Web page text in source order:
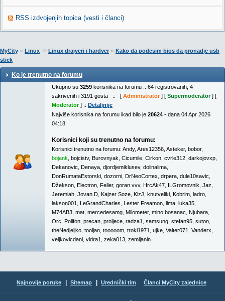
RSS izdvojenjih topica (vesti i članci)
MyCity » Linux -> Linux drajveri i hardver » Kako da podesim bios da pronadje usb
stick
Ko je trenutno na forumu
Ukupno su 3259 korisnika na forumu :: 64 registrovanih, 4
sakrivenih i 3191 gosta :: [ Administrator] [ Supermoderator] [
Moderator] :: Detaljnije
Najviše korisnika na forumu ikad bilo je 20624 - dana 04 Apr 2026
04:18
Korisnici koji su trenutno na forumu:
Korisnici trenutno na forumu: Andy, Ares12356 Asteker, bobor,
bojank bojcistv, Burovnyak Cicumile Cirkon cvrle312 darkojovxp
Dekanovic Denaya djordjemiklusev, dolinalima
DonRumataEstorski dozorni DrNeoCortex drpera dule10savic
Džekson Electron Feller, goran.vvv, HrcAk47 ILGromovnik Jaz
Jeremiah Jovan.D Kajzer Soze KizJ knutveliki Kobrim ladro
lakson001
LeGrandCharles Lester Freamon lima luka35
M74AB3 mat mercedesamg Milometer, mino bosanac Njubara
Orc Polifon precan proljece radza1 samsung stefan95 suton
theNedjeljko tooljan tooooom troki1971 ujke Valter071 Vanderx
veljkovicdani vidra1 zeka013 zemljanin
Najnovije poruke Sitemap Urednički tim Članci MyCity zajednice